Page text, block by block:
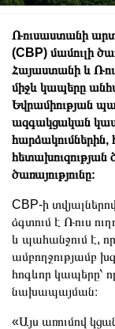
Ռուսաստանի
(СВР) մամուլի
Հայաստանի և
միջև կապերը
Եվրամիության
ազգակցական
հետախուզության
ծառայությունը։
СВР-ի
ձգտում է Ռուս
և պահանջում է,
ամբողջությամբ
հոգևոր կապերը՝
նախապայման։
«Այս առումով